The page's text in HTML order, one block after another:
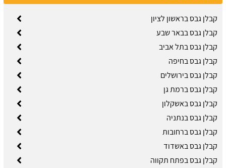
קבלן גבס בראשון לציון
קבלן גבס בבאר שבע
קבלן גבס בתל אביב
קבלן גבס בחיפה
קבלן גבס בירושלים
קבלן גבס ברמת גן
קבלן גבס באשקלון
קבלן גבס בנתניה
קבלן גבס ברחובות
קבלן גבס באשדוד
קבלן גבס בפתח תקווה